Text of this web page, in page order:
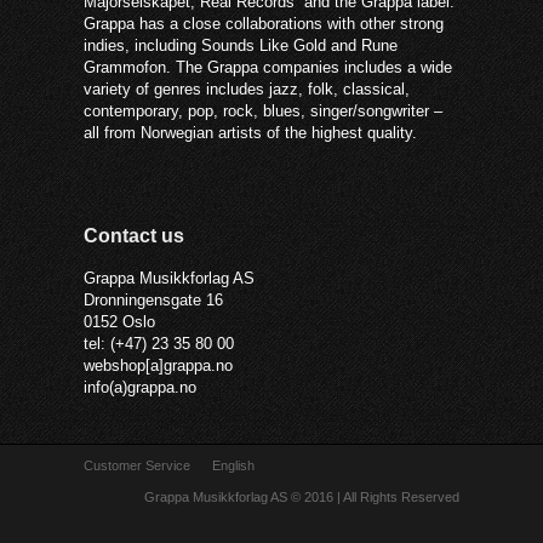
Grappa has a close collaborations with other strong
indies, including Sounds Like Gold and Rune
Grammofon. The Grappa companies includes a wide
variety of genres includes jazz, folk, classical,
contemporary, pop, rock, blues, singer/songwriter –
all from Norwegian artists of the highest quality.
Contact us
Grappa Musikkforlag AS
Dronningensgate 16
0152 Oslo
tel: (+47) 23 35 80 00
webshop[a]grappa.no
info(a)grappa.no
Customer Service English
Grappa Musikkforlag AS © 2016 | All Rights Reserved